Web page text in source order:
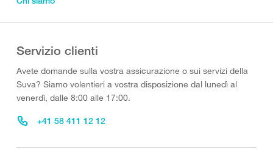
Servizio clienti
Avete domande sulla vostra assicurazione o sui servizi della
Suva? Siamo volentieri a vostra disposizione dal lunedì al
venerdì, dalle 8:00 alle 17:00.
+41 58 411 12 12